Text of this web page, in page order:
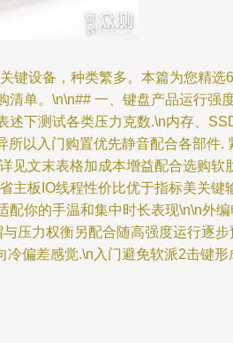
键设备，种类繁多。本篇为您精
单。\n\n## 一、键盘产品运行强
下测试各类压力克数.\n内存、
以入门购置优先静音配合各部件.
见文末表格加成本增益配合选购软
板IO线程性价比优于指标美关键
你的手温和集中时长表现\n\n外
压力权衡另配合随高强度运行逐
偏差感觉.\n入门避免软派2击键